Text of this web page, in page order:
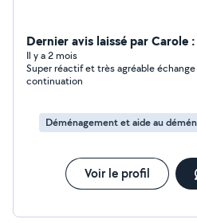
Dernier avis laissé par Carole
Il y a 2 mois
Super réactif et très agréable échange Je recommande Bonne
continuation
Déménagement et aide au
Voir le profil